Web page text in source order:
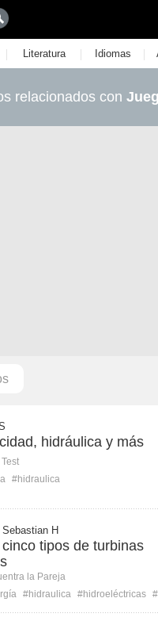
| Literatura | Idiomas |
relacionados con
hidráulica y más
#hidraulica
Sebastian H
tipos de turbinas
la Pareja
#hidraulica #hidroeléctricas